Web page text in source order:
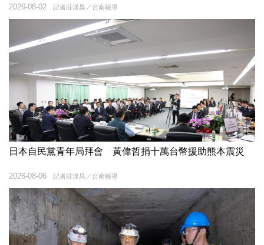
記者莊漢昌／台南報導
2026-08-02
日本自民黨青年局拜會 黃偉哲捐十萬台幣援助熊本震災
記者莊漢昌／台南報導
2026-08-06